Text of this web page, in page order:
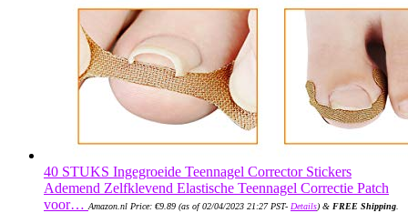
40 STUKS Ingegroeide Teennagel Corrector Stickers
Ademend Zelfklevend Elastische Teennagel Correctie Patch
voor… Amazon.nl Price: €9.89 (as of 02/04/2023 21:27 PST- Details) & FREE Shipping